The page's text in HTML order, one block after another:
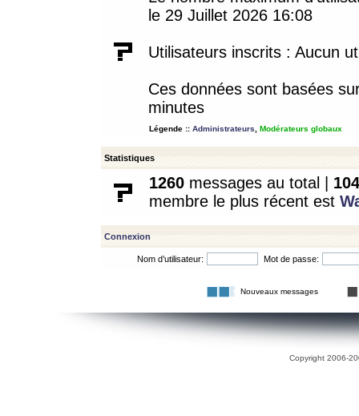
le 29 Juillet 2026 16:08
Utilisateurs inscrits : Aucun
Ces données sont basées
minutes
Légende :: Administrateurs Modérateurs globaux
Statistiques
1260 messages au total | 104
membre le plus récent est
Connexion
Nom d’utilisateur: Mot de passe:
Nouveaux messages
Copyright 2006-